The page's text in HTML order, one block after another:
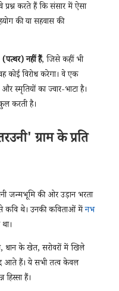
करते हैं कि संसार में ऐसा
की या सहवास की
नहीं हैं, जिसे कहीं भी
कोई विरोध करेगा। वे एक
स्मृतियों का ज्वार-भाटा है।
करती है।
ग्राम के प्रति
जन्मभूमि की ओर उड़ान भरता
कवि थे। उनकी कविताओं मेंनभ
धान के खेत, सरोवरों में खिले
आते हैं। ये सभी तत्व केवल
हैं।